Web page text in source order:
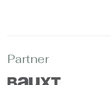
Partner